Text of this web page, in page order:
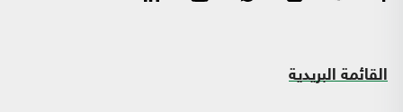
القائمة البريدية